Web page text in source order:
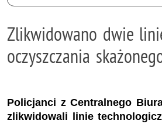
Zlikwidowano dwie
oczyszczania
Policjanci z Centralnego
zlikwidowali linie